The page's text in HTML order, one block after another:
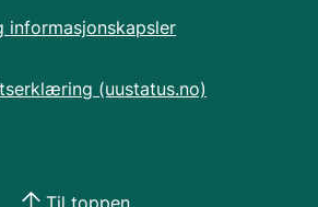
informasjonskapsler
(uustatus.no)